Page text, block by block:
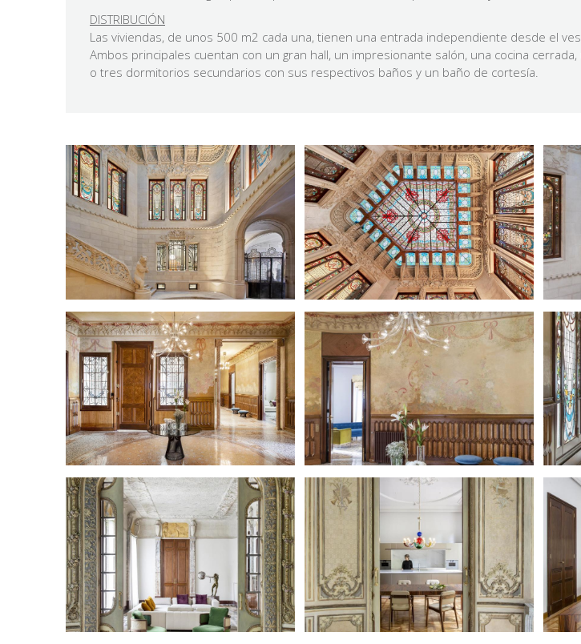
DISTRIBUCIÓN
Las viviendas, de unos 500 m2 cada una, tienen una entrada independiente desde el
Ambos principales cuentan con un gran hall, un impresionante salón, una cocina
o tres dormitorios secundarios con sus respectivos baños y un baño de cortesía.